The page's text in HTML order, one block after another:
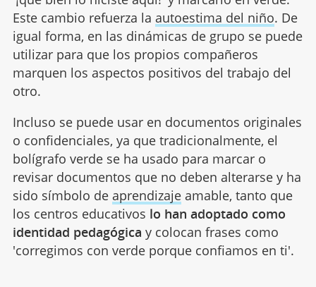
Este cambio refuerza la autoestima del niño. De
igual forma, en las dinámicas de grupo se puede
utilizar para que los propios compañeros
marquen los aspectos positivos del trabajo del
otro.
Incluso se puede usar en documentos originales
o confidenciales, ya que tradicionalmente, el
bolígrafo verde se ha usado para marcar o
revisar documentos que no deben alterarse y ha
sido símbolo de aprendizajeamable, tanto que
los centros educativos lo han adoptado como
identidad pedagógica y colocan frases como
'corregimos con verde porque confiamos en ti'.